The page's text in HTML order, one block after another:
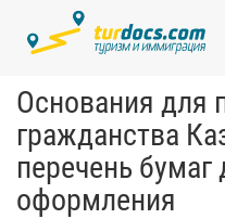
Основания для
гражданства
перечень бумаг
оформления